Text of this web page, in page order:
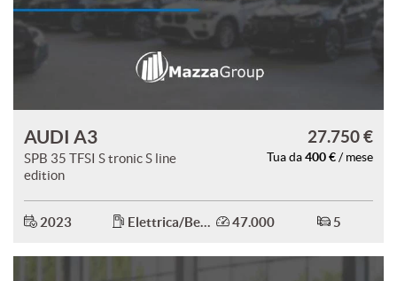
AUDI A3
SPB 35 TFSI S tronic S line
edition
27.750 €
Tua da 400 € / mese
2023 Elettrica/Benzina 47.000 5